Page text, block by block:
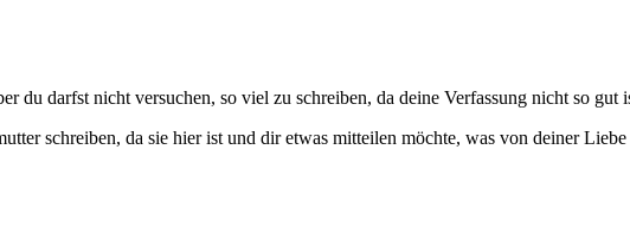
darfst nicht versuchen, so viel zu schreiben, da deine Verfassung nicht so gut
schreiben, da sie hier ist und dir etwas mitteilen möchte, was von deiner